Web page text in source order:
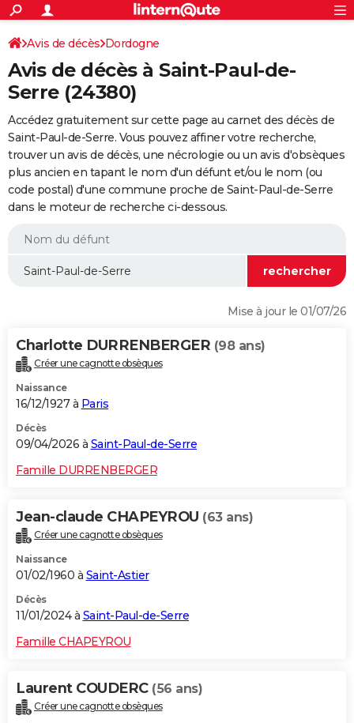
ACTUALITÉS
Politique
Société
Faits Divers
Education
Monde
Villes
+
SPORT
Coupe du monde 2026
Football
Tennis
Cyclisme
Rugby
Forum
FINANCE
Retraite
Impôts
Epargne
Immobilier
Risques naturels par ville
Banque
Assurance
Crédit
Essais
Réserver un essai
Citadines
Berlines
SUV
Forum auto
+
HIGH-TECH
Mobiles
Meilleur smartphone
Internet
Ordinateurs
Jeux vidéo
Guide high-tech
+
BRICOLAGE
Forum
Aménagement intérieur
Extérieur
Cuisine
Salle de bains
Jardinage
Rangement
WEEK-END
Guides de France
Escapades
Patrimoine
Expositions
Musées
Week-end nature
LIFESTYLE
Alimentation
Guide de la santé
Maladies
Médicaments
Sommeil
VOYAGE
Destinations
City break
Voyage nature
Voyage de noces
Forum
Climat
+PHOTO
GUIDES D'ACHAT
BONS PLANS
CARTE DE VOEUX
Dictionnaire
Biographies
Citations
Expressions
Proverbes
PROGRAMME TV
COPAINS D'AVANT
S'inscrire
Se connecter
Lycées
Collèges
Primaires
Universités
Entreprises
Service militaire
Avis de recherche
AVIS DE DÉCÈS
Avis de décès Dordogne
Avis de décès à Saint-Paul-de-
Serre (24380)
Accédez gratuitement sur cette page au carnet des décès de
Saint-Paul-de-Serre. Vous pouvez affiner votre recherche,
trouver un avis de décès, une nécrologie ou un avis d'obsèques
plus ancien en tapant le nom d'un défunt et/ou le nom (ou
code postal) d'une commune proche de Saint-Paul-de-Serre
dans le moteur de recherche ci-dessous.
Mise à jour le 01/07/26
Charlotte DURRENBERGER (98 ans)
Créer une cagnotte obsèques
Naissance
16/12/1927 à Paris
Décès
09/04/2026 à Saint-Paul-de-Serre
Famille DURRENBERGER
Jean-claude CHAPEYROU (63 ans)
Créer une cagnotte obsèques
Naissance
01/02/1960 à Saint-Astier
Décès
11/01/2024 à Saint-Paul-de-Serre
Famille CHAPEYROU
Laurent COUDERC (56 ans)
Créer une cagnotte obsèques